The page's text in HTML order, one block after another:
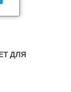
ДЛЯ